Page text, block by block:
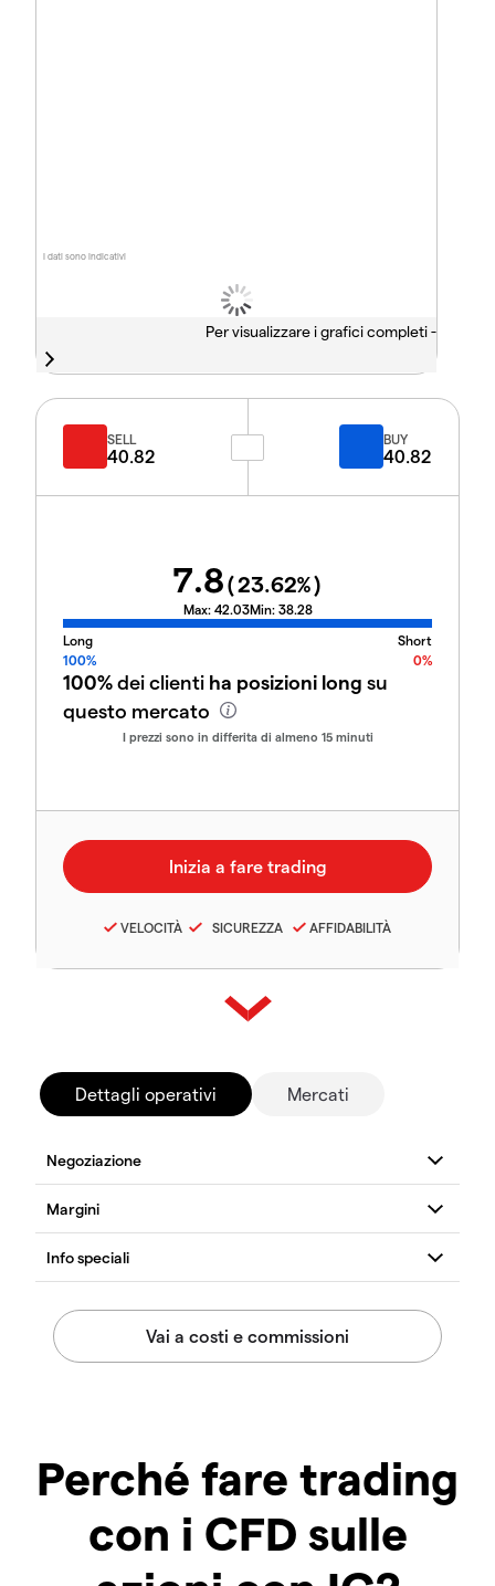
I dati sono indicativi
Per visualizzare i grafici completi -
SELL
40.82
BUY
40.82
7.8(23.62%)
Max: 42.03Min: 38.28
Long
Short
100%
0%
100%dei clienti ha posizioni long su
questo mercato
I prezzi sono in differita di almeno 15 minuti
VELOCITÀ SICUREZZA AFFIDABILITÀ
Dettagli operativi Mercati
Perché fare trading
con i CFD sulle